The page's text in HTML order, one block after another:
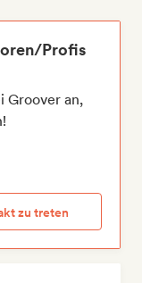
Profis
Groover an,
zu treten